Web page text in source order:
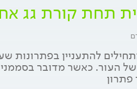
תחת קורת גג
בגילאי 40 פלוס כבר מתחילים להתעניין
העור. כאשר מדובר